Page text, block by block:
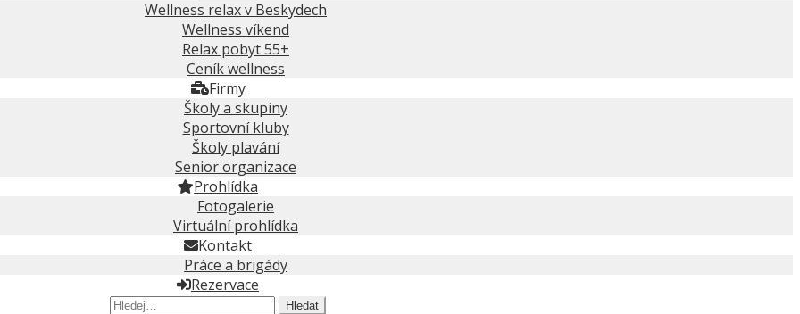
Wellness relax v Beskydech
Wellness víkend
Relax pobyt 55+
Ceník wellness
Firmy
Školy a skupiny
Sportovní kluby
Školy plavání
Senior organizace
Prohlídka
Fotogalerie
Virtuální prohlídka
Kontakt
Práce a brigády
Rezervace
Hledat: